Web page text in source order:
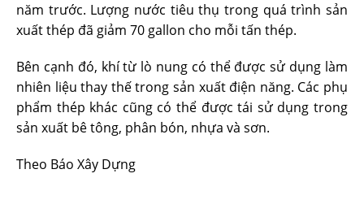
năm trước. Lượng nước tiêu thụ trong quá trình sản
xuất thép đã giảm 70 gallon cho mỗi tấn thép.
Bên cạnh đó, khí từ lò nung có thể được sử dụng làm
nhiên liệu thay thế trong sản xuất điện năng. Các phụ
phẩm thép khác cũng có thể được tái sử dụng trong
sản xuất bê tông, phân bón, nhựa và sơn.
Theo Báo Xây Dựng